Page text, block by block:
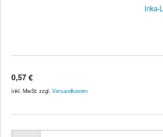
Inka-
0,57 €
inkl. MwSt. zzgl. Versandkosten